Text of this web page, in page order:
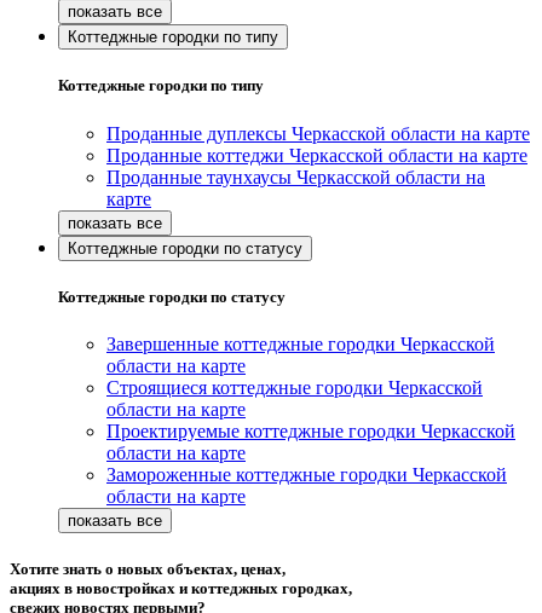
Коттеджные городки по типу
Коттеджные городки по типу
Проданные дуплексы Черкасской области на карте
Проданные коттеджи Черкасской области на карте
Проданные таунхаусы Черкасской области на
карте
Коттеджные городки по статусу
Коттеджные городки по статусу
Завершенные коттеджные городки Черкасской
области на карте
Строящиеся коттеджные городки Черкасской
области на карте
Проектируемые коттеджные городки Черкасской
области на карте
Замороженные коттеджные городки Черкасской
области на карте
Хотите знать о новых объектах, ценах,
акциях в новостройках и коттеджных городках,
свежих новостях первыми?